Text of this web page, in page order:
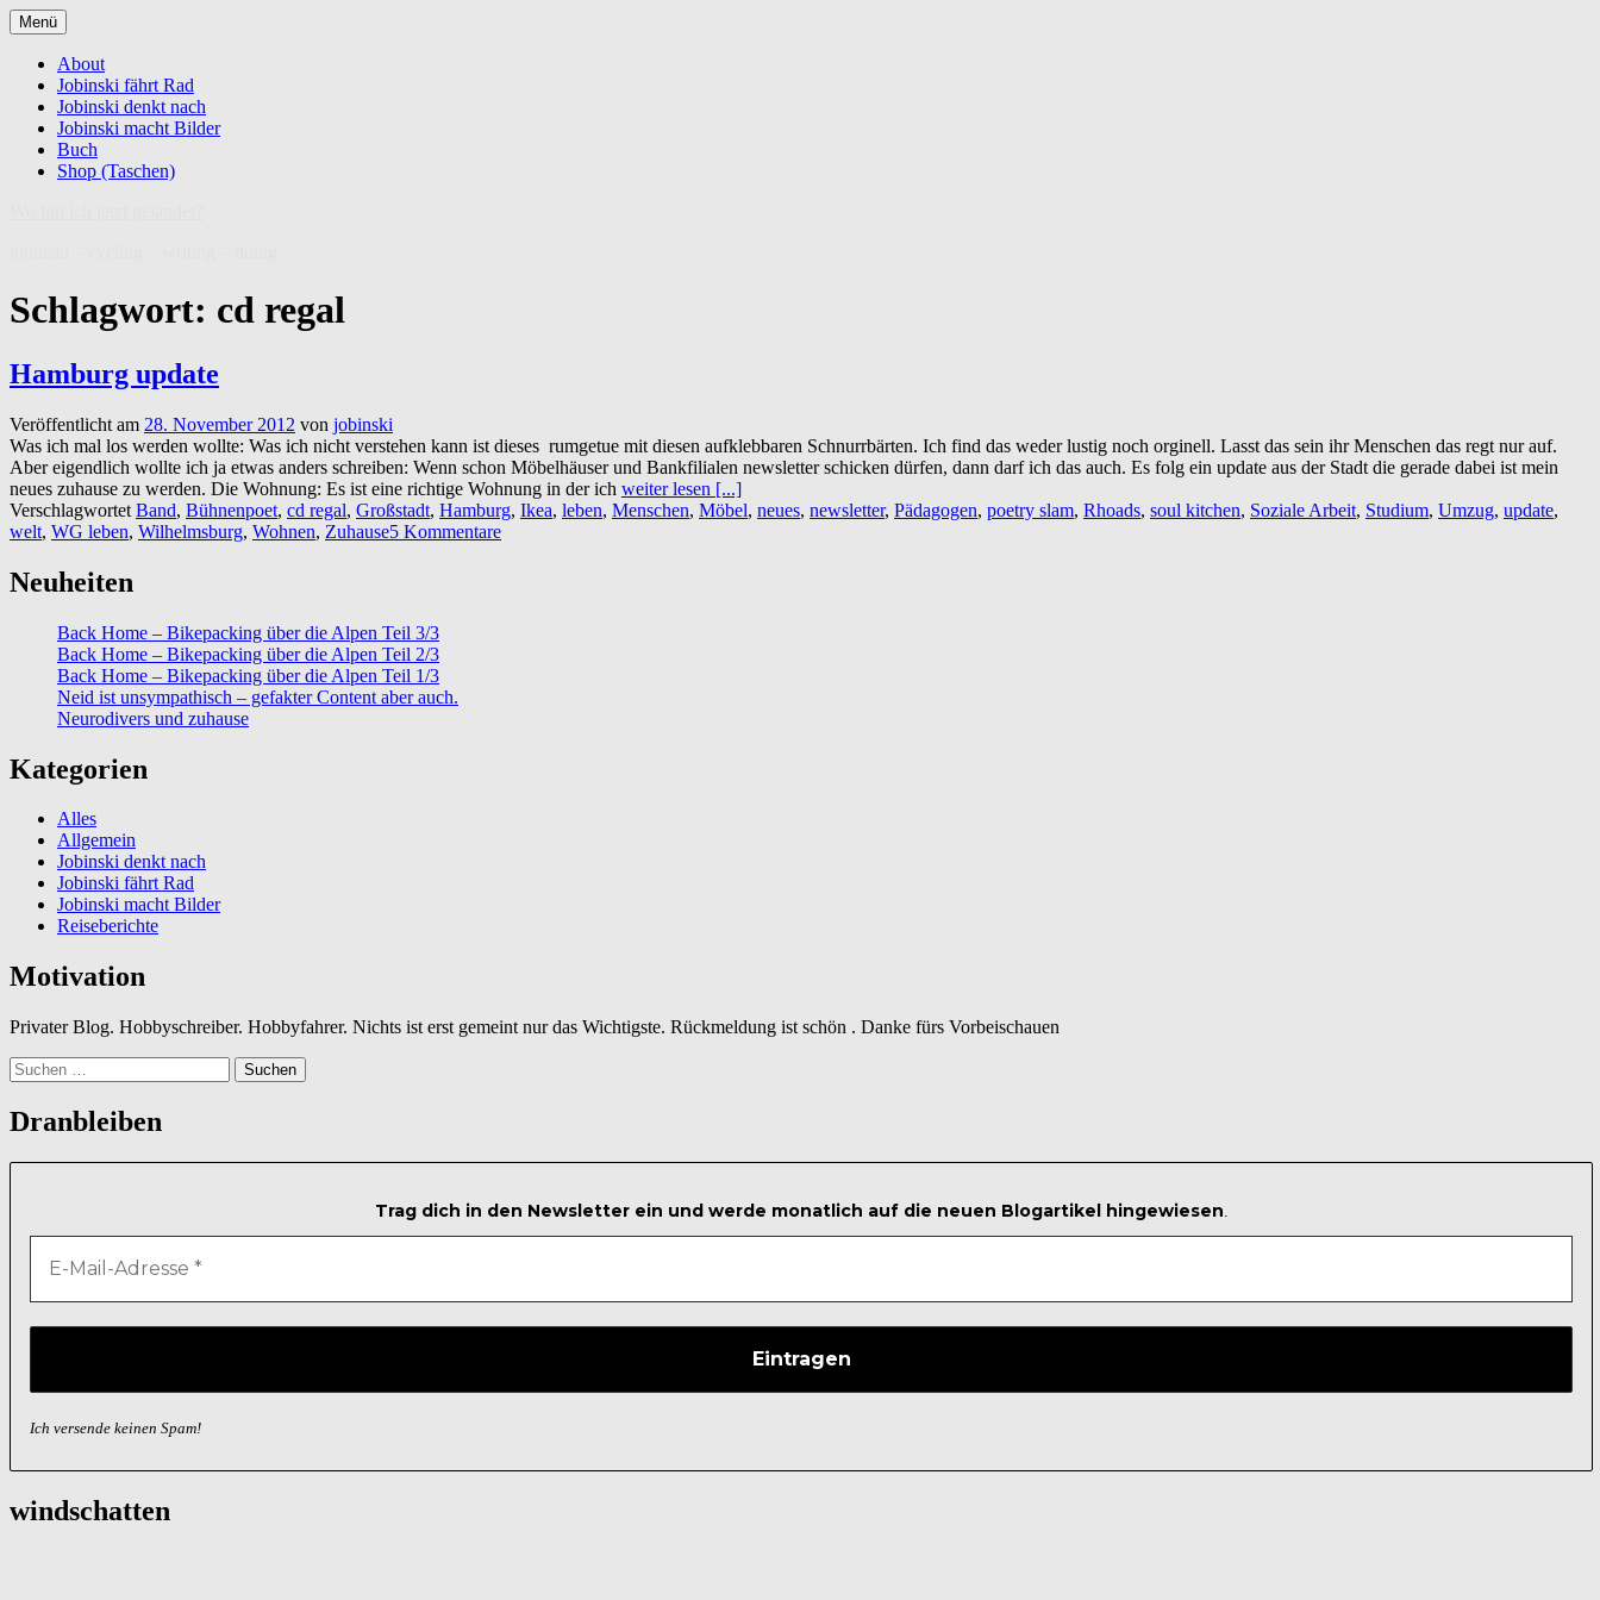
Zum
Inhalt
springen
Menü
About
Jobinski fährt Rad
Jobinski denkt nach
Jobinski macht Bilder
Buch
Shop (Taschen)
Schlagwort: cd regal
Hamburg update
Veröffentlicht am 28. November 2012 von jobinski
Was ich mal los werden wollte: Was ich nicht verstehen kann ist dieses rumgetue mit diesen aufklebbaren Schnurrbärten. Ich find das weder lustig noch orginell. Lasst das sein ihr Menschen das regt nur auf.
Aber eigendlich wollte ich ja etwas anders schreiben: Wenn schon Möbelhäuser und Bankfilialen newsletter schicken dürfen, dann darf ich das auch. Es folg ein update aus der Stadt die gerade dabei ist mein
neues zuhause zu werden. Die Wohnung: Es ist eine richtige Wohnung in der ich weiter lesen [...]
Verschlagwortet Band, Bühnenpoet, cd regal, Großstadt, Hamburg, Ikea, leben, Menschen, Möbel, neues, newsletter, Pädagogen, poetry slam, Rhoads, soul kitchen, Soziale Arbeit, Studium, Umzug, update,
welt, WG leben, Wilhelmsburg, Wohnen, Zuhause5 Kommentare
Neuheiten
Back Home – Bikepacking über die Alpen Teil 3/3
Back Home – Bikepacking über die Alpen Teil 2/3
Back Home – Bikepacking über die Alpen Teil 1/3
Neid ist unsympathisch – gefakter Content aber auch.
Neurodivers und zuhause
Kategorien
Alles
Allgemein
Jobinski denkt nach
Jobinski fährt Rad
Jobinski macht Bilder
Reiseberichte
Motivation
Privater Blog. Hobbyschreiber. Hobbyfahrer. Nichts ist erst gemeint nur das Wichtigste. Rückmeldung ist schön . Danke fürs Vorbeischauen
Suchen
nach:
Dranbleiben
Trag dich in den Newsletter ein und werde monatlich auf die neuen Blogartikel hingewiesen.
Ich versende keinen Spam!
windschatten